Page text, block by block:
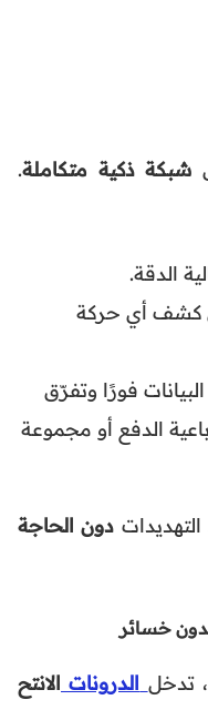
شبكة ذكية متكاملة.
الدقة.
كشف أي حركة
فورًا وتفرّق
الدفع أو مجموعة
دون الحاجة
بدون خسائر
تدخل الدرونات الانتح